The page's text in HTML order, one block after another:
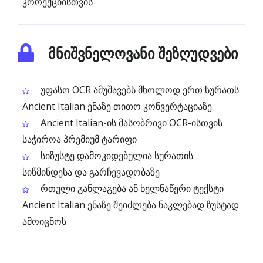
მნიშვნელოვანი შეზღუდვები
უფასო OCR ამუშავებს მხოლოდ ერთ სურათს
Ancient Italian ენაზე თითო კონვერტაციაზე
Ancient Italian-ის მასობრივი OCR-ისთვის
საჭიროა პრემიუმ ტარიფი
სიზუსტე დამოკიდებულია სურათის
სიწმინდესა და გარჩევადობაზე
რთული განლაგება ან ხელნაწერი ტექსტი
Ancient Italian ენაზე შეიძლება ნაკლებად ზუსტად
ამოიცნოს